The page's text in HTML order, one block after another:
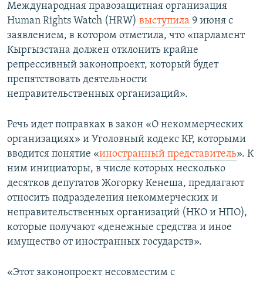
Международная правозащитная организация
Human Rights Watch (HRW) выступила 9 июня с
заявлением, в котором отметила, что «парламент
Кыргызстана должен отклонить крайне
репрессивный законопроект, который будет
препятствовать деятельности
неправительственных организаций».
Речь идет поправках в закон «О некоммерческих
организациях» и Уголовный кодекс КР, которыми
вводится понятие «иностранный представитель». К
ним инициаторы, в числе которых несколько
десятков депутатов Жогорку Кенеша, предлагают
относить подразделения некоммерческих и
неправительственных организаций (НКО и НПО),
которые получают «денежные средства и иное
имущество от иностранных государств».
«Этот законопроект несовместим с